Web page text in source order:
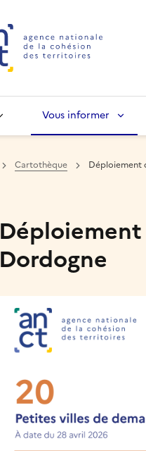
Vous informer
Cartothèque Déploiement
Dordogne